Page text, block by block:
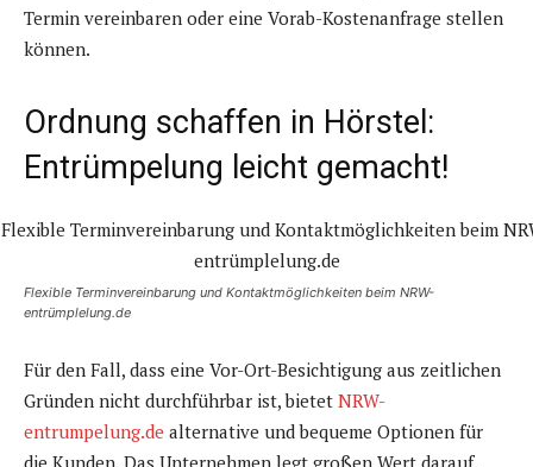
Termin vereinbaren oder eine Vorab-Kostenanfrage stellen
können.
Ordnung schaffen in Hörstel:
Entrümpelung leicht gemacht!
Flexible Terminvereinbarung und Kontaktmöglichkeiten beim NRW-
entrümplelung.de
Für den Fall, dass eine Vor-Ort-Besichtigung aus zeitlichen
Gründen nicht durchführbar ist, bietet NRW-
entrumpelung.de alternative und bequeme Optionen für
die Kunden. Das Unternehmen legt großen Wert darauf,